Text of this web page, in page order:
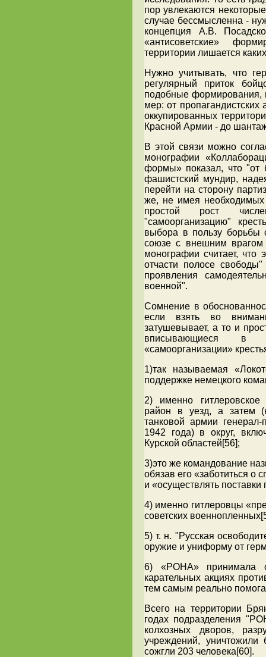
пор увлекаются
случае бессмысленна -
концепция А.В.
«антисоветские»
территории лишается
Нужно учитывать, что
регулярный приток
подобные формирования,
мер: от
оккупированных
Красной Армии - до
В этой связи можно
монографии
формы» показал, что "от
фашистский мундир,
перейти на сторону
же, не имея необходимых
простой рост
"самоорганизацию"
выбора в пользу борьбы
союзе с внешним врагом
монографии считает, что
отчасти полосе
проявления
военной".
Сомнение в
если взять во
затушевывает, а то и
вписывающиеся в
«самоорганизации»
1)так называемая
поддержке немецкого
2) именно гитлеровское
район в уезд, а затем
танковой армии
1942 года) в округ,
Курской областей[56];
3)это же командование
обязав его «заботиться о
и «осуществлять
4) именно гитлеровцы
советских
5) т. н. "Русская
оружие и униформу от
6) «РОНА» принимала
карательных акциях
тем самым реально
Всего на территории
годах подразделения
колхозных дворов,
учреждений,
сожгли 203 человека[60].